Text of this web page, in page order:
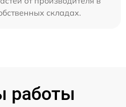
складах.
работы